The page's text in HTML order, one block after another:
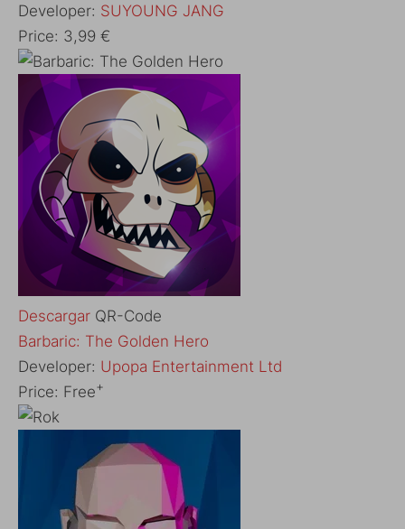
Developer: SUYOUNG JANG
Price: 3,99 €
Descargar QR-Code
‎Barbaric: The Golden Hero
Developer: Upopa Entertainment Ltd
Price: Free+